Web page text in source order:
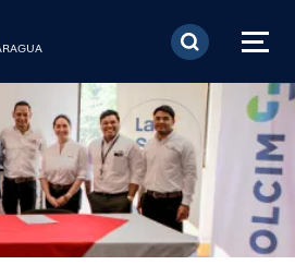
Pasar al contenido